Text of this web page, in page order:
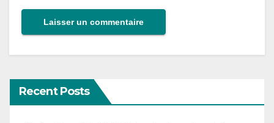
Recent Posts